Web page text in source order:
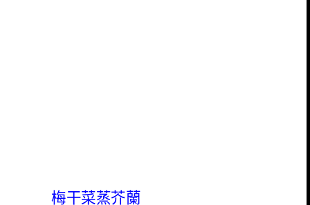
梅干菜蒸芥蘭